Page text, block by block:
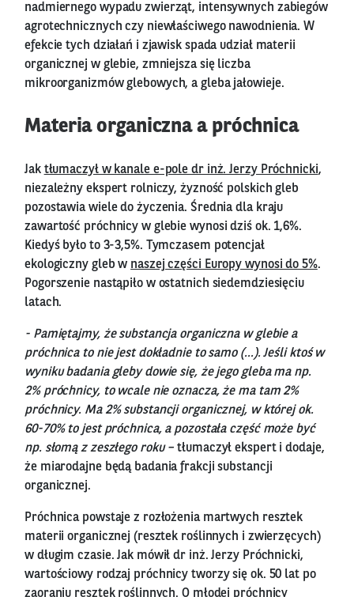
nadmiernego wypadu zwierząt, intensywnych zabiegów
agrotechnicznych czy niewłaściwego nawodnienia. W
efekcie tych działań i zjawisk spada udział materii
organicznej w glebie, zmniejsza się liczba
mikroorganizmów glebowych, a gleba jałowieje.
Materia organiczna a próchnica
Jak tłumaczył w kanale e-pole dr inż. Jerzy Próchnicki,
niezależny ekspert rolniczy, żyzność polskich gleb
pozostawia wiele do życzenia. Średnia dla kraju
zawartość próchnicy w glebie wynosi dziś ok. 1,6%.
Kiedyś było to 3-3,5%. Tymczasem potencjał
ekologiczny gleb w naszej części Europy wynosi do 5%.
Pogorszenie nastąpiło w ostatnich siedemdziesięciu
latach.
- Pamiętajmy, że substancja organiczna w glebie a
próchnica to nie jest dokładnie to samo (…). Jeśli ktoś w
wyniku badania gleby dowie się, że jego gleba ma np.
2% próchnicy, to wcale nie oznacza, że ma tam 2%
próchnicy. Ma 2% substancji organicznej, w której ok.
60-70% to jest próchnica, a pozostała część może być
np. słomą z zeszłego roku – tłumaczył ekspert i dodaje,
że miarodajne będą badania frakcji substancji
organicznej.
Próchnica powstaje z rozłożenia martwych resztek
materii organicznej (resztek roślinnych i zwierzęcych)
w długim czasie. Jak mówił dr inż. Jerzy Próchnicki,
wartościowy rodzaj próchnicy tworzy się ok. 50 lat po
zaoraniu resztek roślinnych. O młodej próchnicy